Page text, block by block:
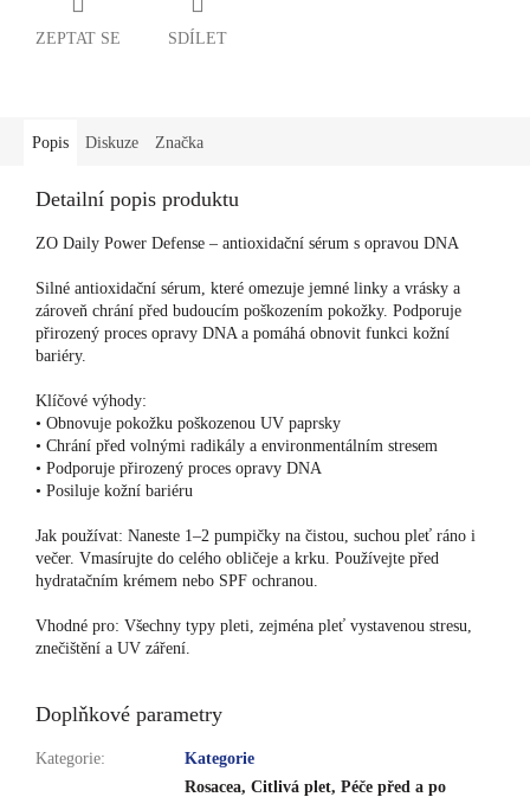
ZEPTAT SE SDÍLET
Popis Diskuze Značka
Detailní popis produktu
ZO Daily Power Defense – antioxidační sérum s opravou DNA
Silné antioxidační sérum, které omezuje jemné linky a vrásky a
zároveň chrání před budoucím poškozením pokožky. Podporuje
přirozený proces opravy DNA a pomáhá obnovit funkci kožní
bariéry.
Klíčové výhody:
• Obnovuje pokožku poškozenou UV paprsky
• Chrání před volnými radikály a environmentálním stresem
• Podporuje přirozený proces opravy DNA
• Posiluje kožní bariéru
Jak používat: Naneste 1–2 pumpičky na čistou, suchou pleť ráno i
večer. Vmasírujte do celého obličeje a krku. Používejte před
hydratačním krémem nebo SPF ochranou.
Vhodné pro: Všechny typy pleti, zejména pleť vystavenou stresu,
znečištění a UV záření.
Doplňkové parametry
Kategorie: Kategorie
Rosacea, Citlivá plet, Péče před a po